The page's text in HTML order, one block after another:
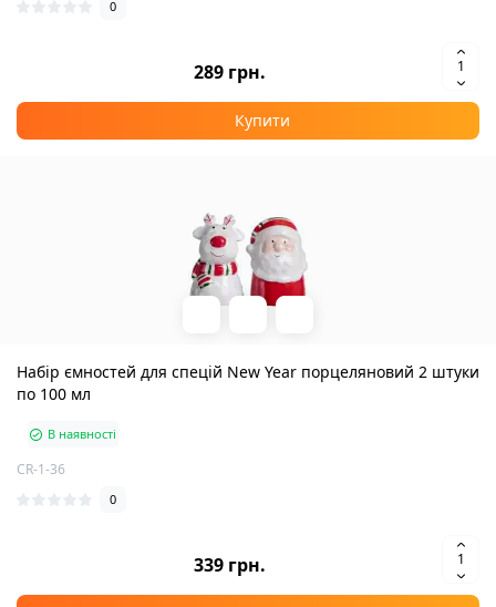
0
289 грн.
Купити
Набір ємностей для спецій New Year порцеляновий 2 штуки
по 100 мл
В наявності
CR-1-36
0
339 грн.